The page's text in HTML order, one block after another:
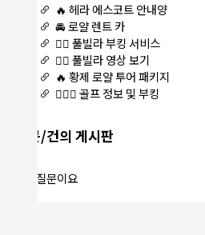
🔥 헤라 에스코트 안내양
🚘 로얄 렌트 카
🏊‍♀️ 풀빌라 부킹 서비스
🏊‍♀️ 풀빌라 영상 보기
🔥 황제 로얄 투어 패키지
🏌🏻‍♂️ 골프 정보 및 부킹
질문/건의 게시판
에코질문이요